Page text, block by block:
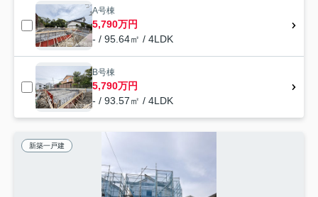
A号棟
5,790万円
- / 95.64㎡ / 4LDK
B号棟
5,790万円
- / 93.57㎡ / 4LDK
新築一戸建